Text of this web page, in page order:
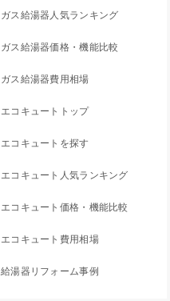
ガス給湯器人気ランキング
ガス給湯器価格・機能比較
ガス給湯器費用相場
エコキュートトップ
エコキュートを探す
エコキュート人気ランキング
エコキュート価格・機能比較
エコキュート費用相場
給湯器リフォーム事例